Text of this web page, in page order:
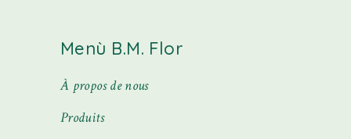
Menù B.M. Flor
À propos de nous
Produits